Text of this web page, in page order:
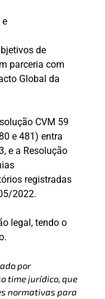
e
de
parceria com
Global da
CVM 59
e 481) entra
e a Resolução
registradas
2022.
legal, tendo o
por
time jurídico, que
normativas para